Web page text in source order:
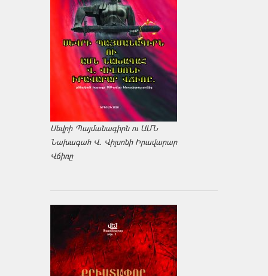
Սեվրի Պայմանագիրն ու ԱՄՆ
Նախագահ Վ. Վիլսոնի Իրավարար
Վճիռը